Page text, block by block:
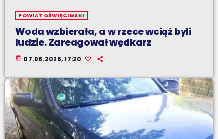
POWIAT OŚWIĘCIMSKI
Woda wzbierała, a w rzece wciąż byli
ludzie. Zareagował wędkarz
today 07.08.2026, 17:20